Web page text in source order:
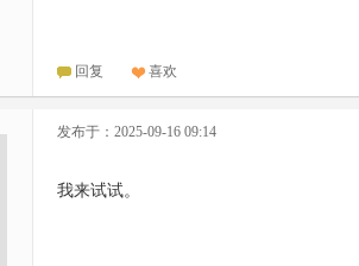
回复 喜欢
发布于：2025-09-16 09:14
我来试试。